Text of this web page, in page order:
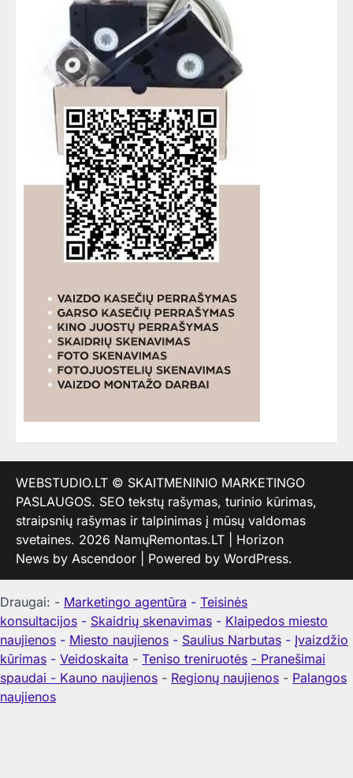
WEBSTUDIO.LT © SKAITMENINIO MARKETINGO
PASLAUGOS. SEO tekstų rašymas, turinio kūrimas,
straipsnių rašymas ir talpinimas į mūsų valdomas
svetaines. 2026 NamųRemontas.LT | Horizon
News by Ascendoor | Powered by WordPress.
Draugai: - Marketingo agentūra - Teisinės
konsultacijos - Skaidrių skenavimas - Klaipedos miesto
naujienos - Miesto naujienos - Saulius Narbutas - Įvaizdžio
kūrimas - Veidoskaita - Teniso treniruotės - Pranešimai
spaudai - Kauno naujienos - Regionų naujienos - Palangos
naujienos